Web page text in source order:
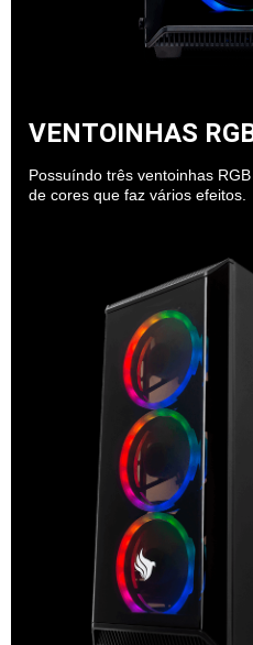
VENTOINHAS
Possuíndo três ventoinhas
de cores que faz vários efeitos.